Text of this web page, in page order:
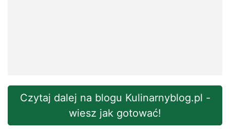
Czytaj dalej na blogu Kulinarnyblog.pl -
wiesz jak gotować!